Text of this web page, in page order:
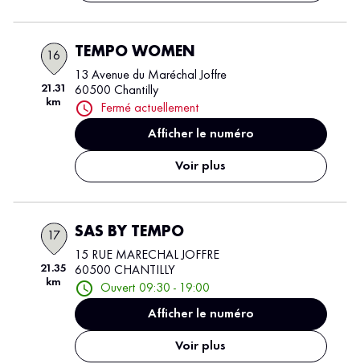
16
21.31
km
TEMPO WOMEN
13 Avenue du Maréchal Joffre
60500 Chantilly
Fermé actuellement
Afficher le numéro
Voir plus
17
21.35
km
SAS BY TEMPO
15 RUE MARECHAL JOFFRE
60500 CHANTILLY
Ouvert 09:30 - 19:00
Afficher le numéro
Voir plus